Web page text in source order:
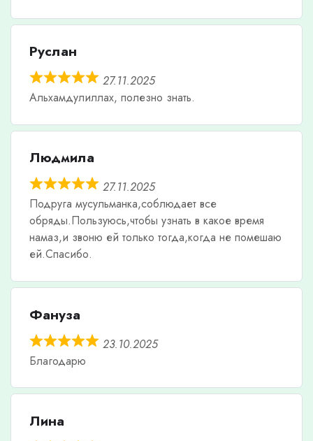
Руслан
27.11.2025
Альхамдулиллах, полезно знать.
Людмила
27.11.2025
Подруга мусульманка,соблюдает все
обряды.Пользуюсь,чтобы узнать в какое время
намаз,и звоню ей только тогда,когда не помешаю
ей.Спасибо.
Фануза
23.10.2025
Благодарю
Лина